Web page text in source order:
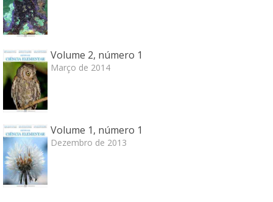
Volume 2, número 1
Março de 2014
Volume 1, número 1
Dezembro de 2013